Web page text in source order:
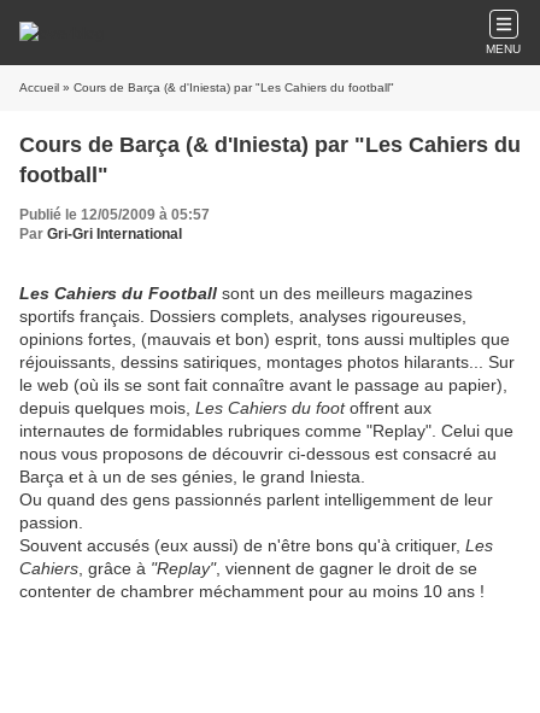
MENU
Accueil » Cours de Barça (& d'Iniesta) par "Les Cahiers du football"
Cours de Barça (& d'Iniesta) par "Les Cahiers du
football"
Publié le 12/05/2009 à 05:57
Par Gri-Gri International
Les Cahiers du Football sont un des meilleurs magazines
sportifs français. Dossiers complets, analyses rigoureuses,
opinions fortes, (mauvais et bon) esprit, tons aussi multiples que
réjouissants, dessins satiriques, montages photos hilarants... Sur
le web (où ils se sont fait connaître avant le passage au papier),
depuis quelques mois, Les Cahiers du footoffrent aux
internautes de formidables rubriques comme "Replay". Celui que
nous vous proposons de découvrir ci-dessous est consacré au
Barça et à un de ses génies, le grand Iniesta.
Ou quand des gens passionnés parlent intelligemment de leur
passion.
Souvent accusés (eux aussi) de n'être bons qu'à critiquer, Les
Cahiers , grâce à "Replay", viennent de gagner le droit de se
contenter de chambrer méchamment pour au moins 10 ans !